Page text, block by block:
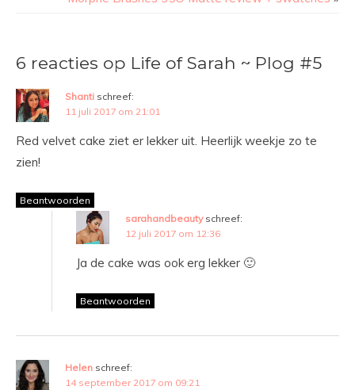
6 reacties op Life of Sarah ~ Plog #5
Shanti schreef:
11 juli 2017 om 21:01
Red velvet cake ziet er lekker uit. Heerlijk weekje zo te
zien!
Beantwoorden
sarahandbeauty schreef:
12 juli 2017 om 12:36
Ja de cake was ook erg lekker 🙂
Beantwoorden
Helen schreef:
14 september 2017 om 09:21